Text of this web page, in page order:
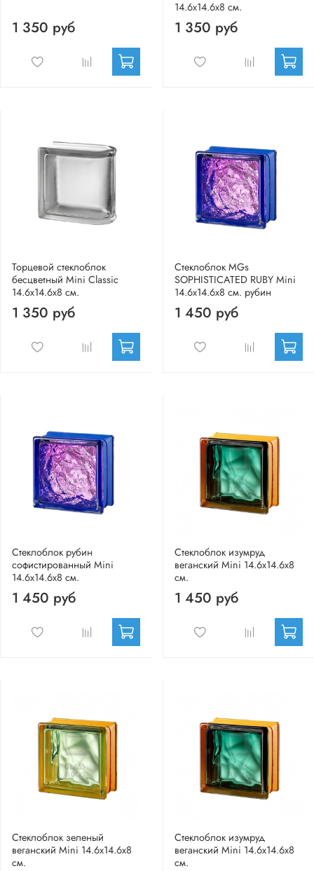
1 350 руб
14.6x14.6x8 см.
1 350 руб
Торцевой стеклоблок
бесцветный Mini Classic
14.6x14.6x8 см.
1 350 руб
Стеклоблок MGs
SOPHISTICATED RUBY Mini
14.6x14.6x8 см. рубин
1 450 руб
Стеклоблок рубин
софистированный Mini
14.6x14.6x8 см.
1 450 руб
Стеклоблок изумруд
веганский Mini 14.6x14.6x8
см.
1 450 руб
Стеклоблок зеленый
веганский Mini 14.6x14.6x8
см.
Стеклоблок изумруд
веганский Mini 14.6x14.6x8
см.